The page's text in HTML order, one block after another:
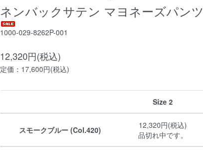
ネンバックサテン マヨネーズパンツ
1000-029-8262P-001
12,320円(税込)
定価：17,600円(税込)
Size 2
スモークブルー (Col.420)
12,320円(税込)
品切れ中です。